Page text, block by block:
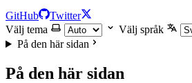
GitHub
Twitter
Välj tema
Välj språk
På den här sidan
På den här sidan